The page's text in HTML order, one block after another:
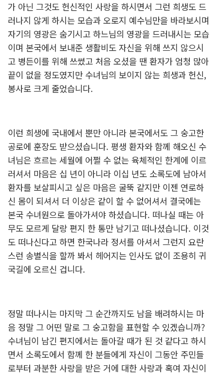
가 아닌 그것도 헌신적인 사랑을 하시면서 그런 희생도 드
러나지 않게 하시는 모습과 오로지 예수님만을 바라보시며
자기의 영광은 숨기시고 하느님의 영광을 드러내시는 모습
이며 본국에서 보내준 생활비도 자신을 위해 쓰지 않으시
고 병든이를 위해 쓰쎴고 처음 오셨을 땐 환자가 엄청 많아
끝이 없을 정도였지만 수녀님의 보이지 않는 희생과 헌신,
봉사로 크게 줄었습니다.
이런 희생에 국내에서 뿐만 아니라 본국에서도 그 숭고한
공로에 훈장도 받으셨습니다. 평생 환자와 함께 해오신 수
녀님은 흐르는 세월에 어쩔 수 없는 육체적인 한계에 이르
러셔서 마음은 십 년이 아니라 이십 년도 소록도에 남아서
환자를 보살피시고 싶은 마음은 굴뚝 같지만 이젠 연로하
신 몸이 되셔서 더 이상은 같이 할 수 없어셔서 결국에는
본국 수녀원으로 돌아가셔야 하셨습니다. 떠나실 때는 아
무도 모르게 달랑 편지 한 통만 남기고 떠나셨습니다. 이것
도 떠나신다고 하면 한국나라 정서를 아셔서 그런지 요란
스런 송별식을 할까 봐서 헤어지는 인사도 없이 조용히 귀
국길에 오르신 겁니다.
정말 떠나시는 마지막 그 순간까지도 남을 배려하시는 마
음 정말 그 어떤 말로 그 숭고함을 표현할 수 있겠습니까?
수녀님이 남긴 편지에서는 돌아갈 때가 된 것 같다고 하시
면서 소록도에서 함께 한 분들에게 자신이 그동안 주민들
로부터 과분한 사랑을 받은 거에 대한 사랑과 혹여 자신이